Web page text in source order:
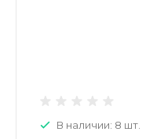
В наличии: 8 шт.